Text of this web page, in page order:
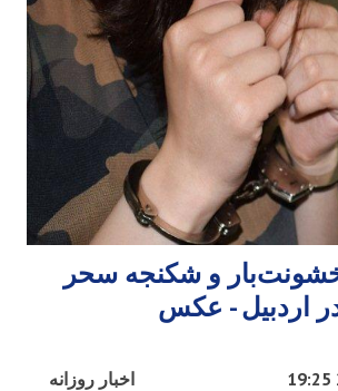
و شکنجه سحر
اردبیل - عکس
اخبار روزانه